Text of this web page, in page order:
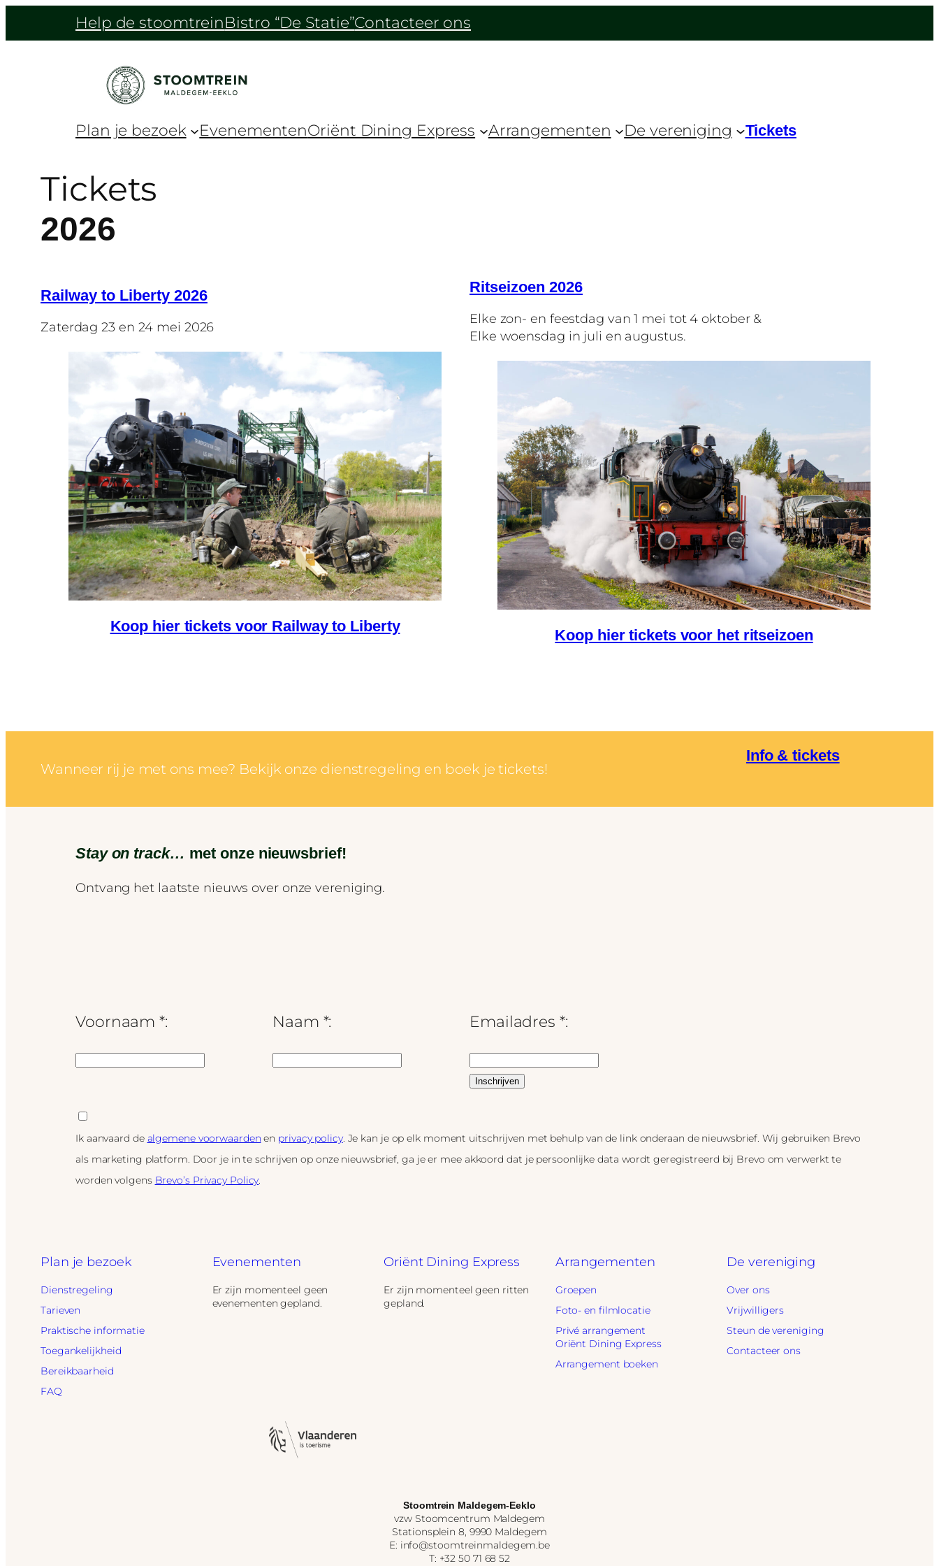
Help de stoomtreinBistro “De Statie”Contacteer ons
Plan je bezoek EvenementenOriënt Dining Express Arrangementen De vereniging Tickets
Tickets
2026
Railway to Liberty 2026
Zaterdag 23 en 24 mei 2026
Koop hier tickets voor Railway to Liberty
Ritseizoen 2026
Elke zon- en feestdag van 1 mei tot 4 oktober &
Elke woensdag in juli en augustus.
Koop hier tickets voor het ritseizoen
Wanneer rij je met ons mee? Bekijk onze dienstregeling en boek je tickets!
Info & tickets
Stay on track… met onze nieuwsbrief!
Ontvang het laatste nieuws over onze vereniging.
Voornaam *: Naam *: Emailadres *:
Ik aanvaard de algemene voorwaarden en privacy policy. Je kan je op elk moment uitschrijven met behulp van de link onderaan de nieuwsbrief. Wij gebruiken Brevo
als marketing platform. Door je in te schrijven op onze nieuwsbrief, ga je er mee akkoord dat je persoonlijke data wordt geregistreerd bij Brevo om verwerkt te
worden volgens Brevo’s Privacy Policy.
Plan je bezoek
Dienstregeling
Tarieven
Praktische informatie
Toegankelijkheid
Bereikbaarheid
FAQ
Evenementen
Er zijn momenteel geen
evenementen gepland.
Oriënt Dining Express
Er zijn momenteel geen ritten
gepland.
Arrangementen
Groepen
Foto- en filmlocatie
Privé arrangement
Oriënt Dining Express
Arrangement boeken
De vereniging
Over ons
Vrijwilligers
Steun de vereniging
Contacteer ons
Stoomtrein Maldegem-Eeklo
vzw Stoomcentrum Maldegem
Stationsplein 8, 9990 Maldegem
E: info@stoomtreinmaldegem.be
T: +32 50 71 68 52